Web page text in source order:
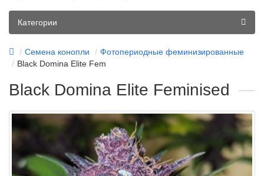
Категории
Семена конопли
Фотопериодные феминизированные
Black Domina Elite Fem
Black Domina Elite Feminised